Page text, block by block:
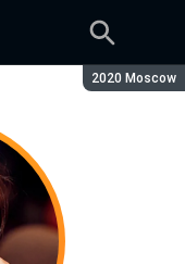
Сезон:
2020 Moscow